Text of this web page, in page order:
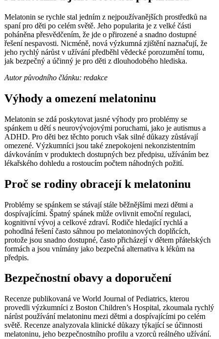
Melatonin se rychle stal jedním z nejpoužívanějších prostředků na
spaní pro děti po celém světě. Jeho popularita je z velké části
poháněna přesvědčením, že jde o přirozené a snadno dostupné
řešení nespavosti. Nicméně, nová výzkumná zjištění naznačují, že
jeho rychlý nárůst v užívání předběhl vědecké porozumění tomu,
jak bezpečný a účinný je pro děti z dlouhodobého hlediska.
Autor původního článku: redakce
Výhody a omezení melatoninu
Melatonin se zdá poskytovat jasné výhody pro problémy se
spánkem u dětí s neurovývojovými poruchami, jako je autismus a
ADHD. Pro děti bez těchto poruch však silné důkazy zůstávají
omezené. Výzkumníci jsou také znepokojeni nekonzistentním
dávkováním v produktech dostupných bez předpisu, užíváním bez
lékařského dohledu a rostoucím počtem náhodných požití.
Proč se rodiny obracejí k melatoninu
Problémy se spánkem se stávají stále běžnějšími mezi dětmi a
dospívajícími. Špatný spánek může ovlivnit emoční regulaci,
kognitivní vývoj a celkové zdraví. Rodiče hledající rychlá a
pohodlná řešení často sáhnou po melatoninových doplňcích,
protože jsou snadno dostupné, často přicházejí v dětem přátelských
formách a jsou vnímány jako bezpečná alternativa k lékům na
předpis.
Bezpečnostní obavy a doporučení
Recenze publikovaná ve World Journal of Pediatrics, kterou
provedli výzkumníci z Boston Children’s Hospital, zkoumala rychlý
nárůst používání melatoninu mezi dětmi a dospívajícími po celém
světě. Recenze analyzovala klinické důkazy týkající se účinnosti
melatoninu, jeho bezpečnostního profilu a vzorců reálného užívání.